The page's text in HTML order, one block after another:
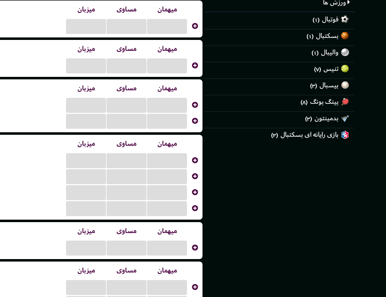
فوتبال (۱)
بسکتبال (۱)
والیبال (۱)
تنیس (۷)
بیسبال (۳)
پینگ پونگ (۸)
بدمینتون (۳)
بازی رایانه ای بسکتبال (۳)
میزبان مساوی میهمان
میزبان مساوی میهمان
میزبان مساوی میهمان
میزبان مساوی میهمان
میزبان مساوی میهمان
میزبان مساوی میهمان